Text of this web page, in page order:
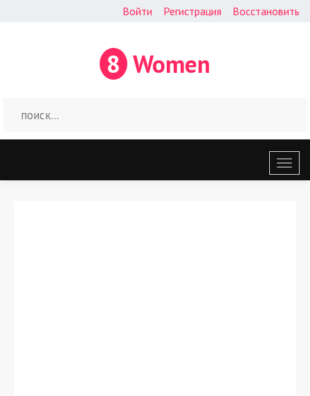
Войти Регистрация Восстановить
8 Women
меню